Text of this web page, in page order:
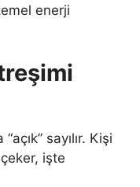
enerji
sayılır. Kişi
işte